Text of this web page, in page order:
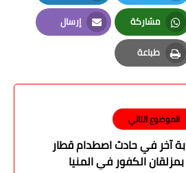
Twitter
LinkedIn
مشاركة
Whatsapp
إرسال
Email
طباعة
Print
الموضوع التالي
آخر في حادث اصطدام قطار
بمزلقان الكفور في المنيا